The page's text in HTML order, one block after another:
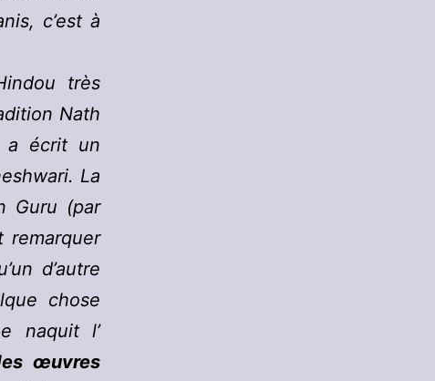
c’est à
très
Nath
a écrit un
La
Guru (par
d’autre
chose
naquit l’
œuvres